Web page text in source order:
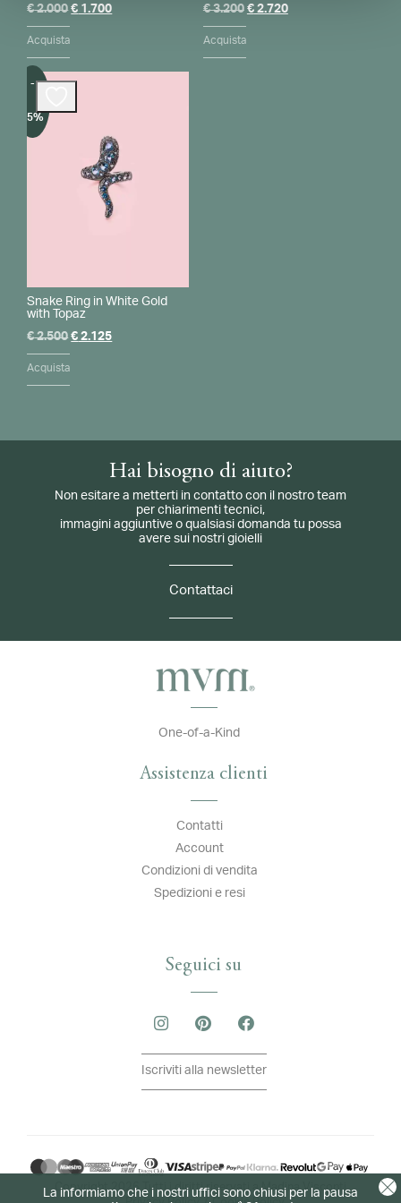
€2.000Il
€ 1.700Il
Acquista
€3.200 Il
originale
€2.720Il
Acquista
-
15%
Snake Ring in White Gold
with Topaz
€2.500Il
€ 2.125Il
Acquista
Hai bisogno di aiuto?
Non esitare a metterti in contatto con il nostro team
per chiarimenti tecnici,
immagini aggiuntive o qualsiasi domanda tu possa
avere sui nostri gioielli
Contattaci
One-of-a-Kind
Assistenza clienti
Contatti
Account
Condizioni di vendita
Spedizioni e resi
Seguici su
Iscriviti alla newsletter
Copyright 2026 Tutti i diritti riservati a Madina Visconti
La informiamo che i nostri uffici sono chiusi per la pausa